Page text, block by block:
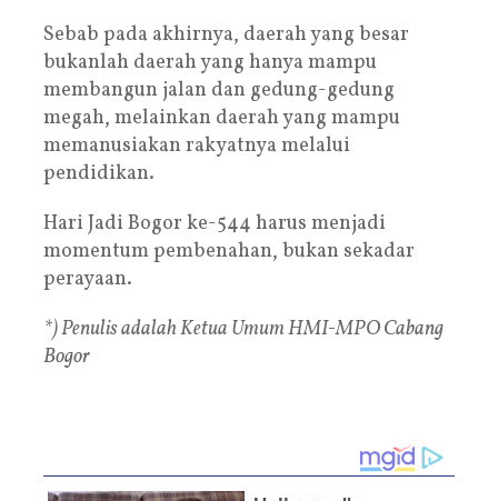
Sebab pada akhirnya, daerah yang besar
bukanlah daerah yang hanya mampu
membangun jalan dan gedung-gedung
megah, melainkan daerah yang mampu
memanusiakan rakyatnya melalui
pendidikan.
Hari Jadi Bogor ke-544 harus menjadi
momentum pembenahan, bukan sekadar
perayaan.
*) Penulis adalah Ketua Umum HMI-MPO Cabang
Bogor